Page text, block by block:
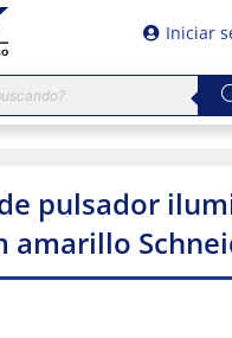
Iniciar
pulsador
amarillo